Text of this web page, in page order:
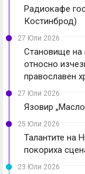
Радиокафе
Костинброд)
27 Юли 2026
Становище на
относно
православен
27 Юли 2026
Язовир
25 Юли 2026
Талантите на
покориха
23 Юли 2026